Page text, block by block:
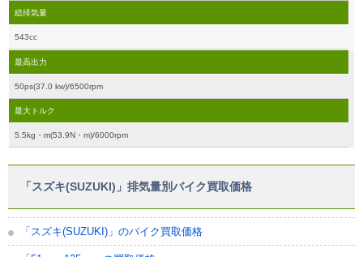
総排気量
543cc
最高出力
50ps(37.0 kw)/6500rpm
最大トルク
5.5kg・m(53.9N・m)/6000rpm
「スズキ(SUZUKI)」排気量別バイク買取価格
「スズキ(SUZUKI)」のバイク買取価格